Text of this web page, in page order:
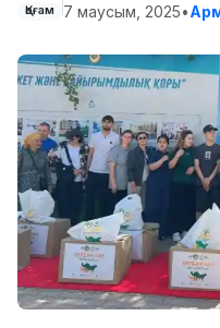
Қоғам 7 маусым, 2025•